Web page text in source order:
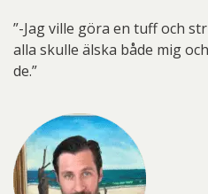
”-Jag ville göra en tuff och
alla skulle älska både mig
de.”